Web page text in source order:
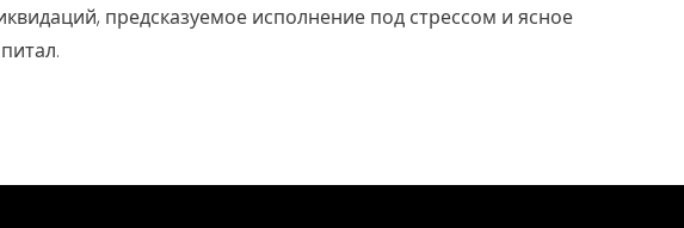
предсказуемое исполнение под стрессом и ясное